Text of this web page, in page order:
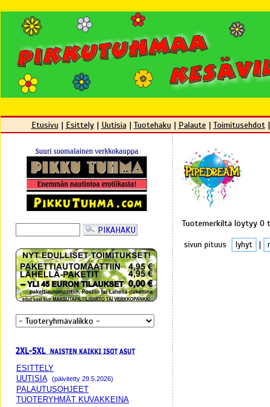
Etusivu| Esittely| Uutisia| Tuotehaku| Palaute | Toimitusehdot
ESITTELY
UUTISIA
(päivitetty 29.5.2026)
PALAUTUSOHJEET
TUOTERYHMÄT KUVAKKEINA
Tuotemerkiltä löytyy 0
sivun pituus lyhyt